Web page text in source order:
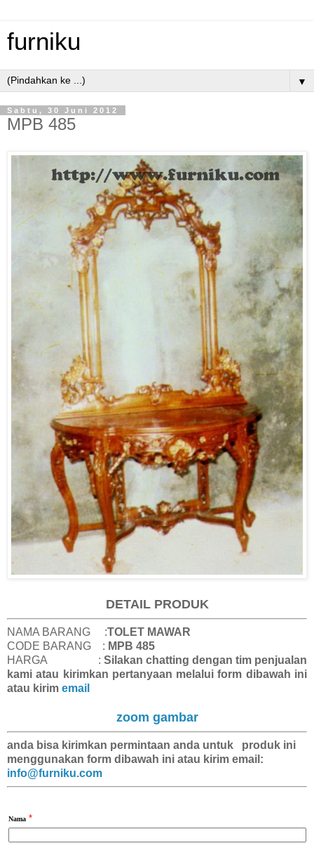
furniku
▼
Sabtu, 30 Juni 2012
MPB 485
DETAIL PRODUK
NAMA BARANG :TOLET MAWAR
CODE BARANG : MPB 485
HARGA : Silakan chatting dengan tim penjualan
kami atau kirimkan pertanyaan melalui form dibawah ini
atau kirim email
zoom gambar
anda bisa kirimkan permintaan anda untuk produk ini
menggunakan form dibawah ini atau kirim email:
info@furniku.com
Nama *